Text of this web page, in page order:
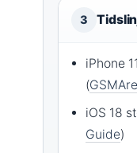
3
iPhone
(
iOS 18
Guide)